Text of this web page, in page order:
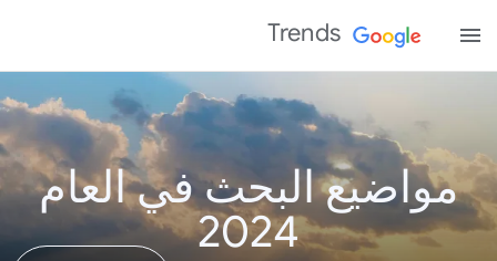
Trends
مواضيع البحث في العام
2024